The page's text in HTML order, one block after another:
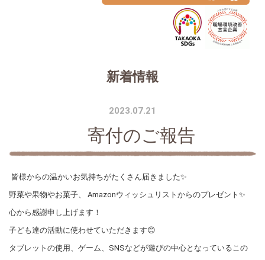
新着情報
2023.07.21
寄付のご報告
皆様からの温かいお気持ちがたくさん届きました✨
野菜や果物やお菓子、 Amazonウィッシュリストからのプレゼント✨
心から感謝申し上げます！
子ども達の活動に使わせていただきます😊
タブレットの使用、ゲーム、SNSなどが遊びの中心となっているこの